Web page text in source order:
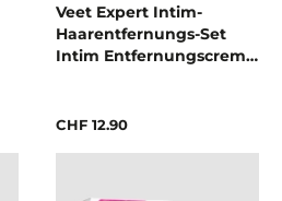
Veet Expert Intim-
Haarentfernungs-Set
Intim Entfernungscreme
CHF 12.90